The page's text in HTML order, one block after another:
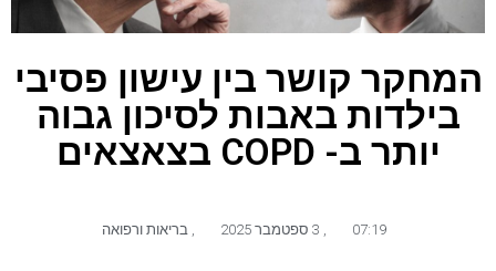
המחקר קושר בין עישון פסיבי
בילדות באבות לסיכון גבוה
יותר ב- COPD בצאצאים
07:19 בריאות ורפואה